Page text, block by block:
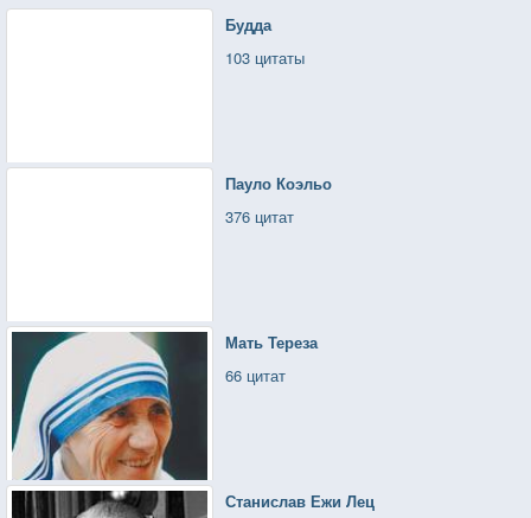
Будда
103 цитаты
Пауло Коэльо
376 цитат
Мать Тереза
66 цитат
Станислав Ежи Лец